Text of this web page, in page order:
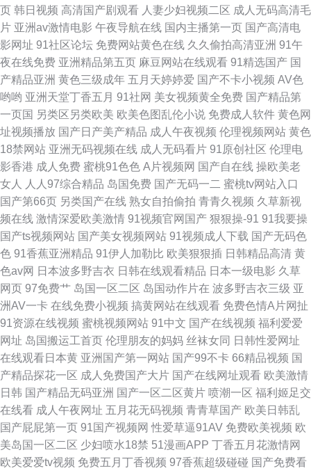
28p 午夜色色吧AV 韩国美女A级片 香蕉视频官网 国产大片在线 三级在线观
看国产中文 电影院私人 青娱乐三级 91日韩国产影院 老司机色色 亚洲欧美在
线综合一区 国产视频福利导航 五月四房色播婷婷 高清视频在线 日韩国产欧
美在线 bt链接搜索 欧美人妖屄 综合色五月天 精品一区二区中文字幕 亚洲日
本中文字幕 国产人妻喷水视频 四虎色综合 成人xx视频 青青草国 91巨炮美女
网站 另类国产精品制服丝袜 亚洲自拍偷拍欧美 国偷自产一区二区免费 性大
片免费观看yy 国产簧片 日韩一级片VV 超碰人人撸 欧美日韩一区二区综 最好
看的色黄软件 精品在线免费视频 亚洲欧美精品专区极品 国内免费在线视频
五月婷婷欧美 高清日韩在线 日韩精品免费在线观 www俺去也先锋影音 欧美
日韩卡1 91cn免费版 日本视频wwww 99精品国产乱码久久久人妻
页 韩日视频 高清国产剧观看 人妻少妇视频二区 成人无码高清毛
片 亚洲av激情电影 午夜导航在线 国内主播第一页 国产高清电
影网址 91社区论坛 免费网站黄色在线 久久偷拍高清亚洲 91午
夜在线免费 亚洲精品第五页 麻豆网站在线观看 91精选国产 国
产精品亚洲 黄色三级成年 五月天婷婷爱 国产不卡小视频 AV色
哟哟 亚洲天堂丁香五月 91社网 美女视频黄全免费 国产精品第
一页国 另类区另类欧美 欧美色图乱伦小说 免费成人软件 黄色网
址视频播放 国产日产美产精品 成人午夜视频 伦理视频网站 黄色
18禁网站 亚洲无码视频在线 成人无码看片 91原创社区 伦理电
影香港 成人免费 蜜桃91色色 A片视频网 国产自在线 操欧美老
女人
人人97综合精品 岛国免费 国产无码一二 蜜桃tv网站入口
国产第66页 另类国产在线 熟女自拍偷拍 青青久视频 久草新视
频在线 激情深爱欧美激情 91视频官网国产 狠狠操-91 91我要操
国产ts视频网站 国产美女视频网站 91视频成人下载 国产无码色
色 91香蕉亚洲精品 91伊人加勒比 欧美狠狠插 日韩精品高清 黄
色av网 日本波多野吉衣 日韩在线观看精品 日本一级电影 久草
网页 97免费艹 岛国一区二区 岛国动作片在 波多野吉衣三级 亚
洲AV一卡 在线免费小视频 搞黄网站在线观看 免费色情A片网扯
91资源在线视频 蜜桃视频网站 91中文 国产在线视频 福利爱爱
网址 岛国搬运工首页 伦理朋友的妈妈 丝袜女同 日韩性爱网址
在线观看日本黄 亚洲国产第一网站 国产99不卡 66精品视频 国
产精品探花一区 成人免费国产大片 国产在线网址观看 欧美激情
日韩 国产精品无码亚洲 国产一区二区黄片 喷潮一区 福利姬足交
在线看 成人午夜网址 五月花无码视频 青青草国产 欧美日韩乱
国产屁屁第一页 91国产视频网 性爱草逼91AV 免费欧美视频 欧
美岛国一区二区 少妇喷水18禁 51漫画APP 丁香五月花激情网
欧美爱爱tv视频 免费五月丁香视频 97香蕉超级碰碰 国产免费看